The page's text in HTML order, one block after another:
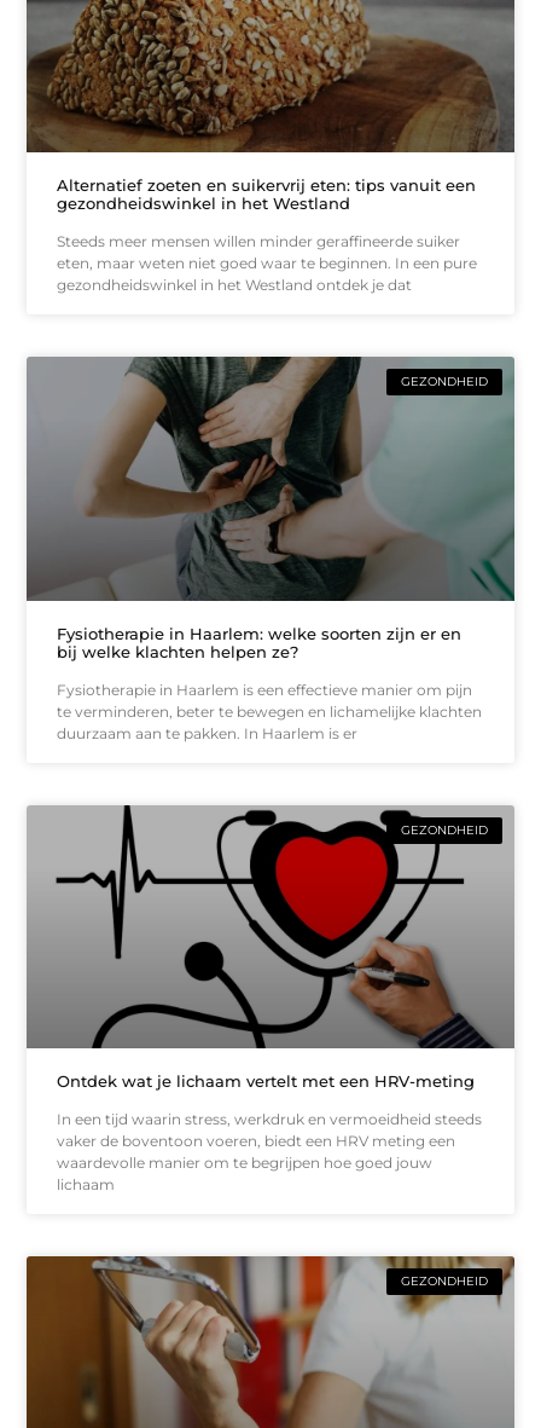
Alternatief zoeten en suikervrij eten: tips vanuit een
gezondheidswinkel in het Westland
Steeds meer mensen willen minder geraffineerde suiker
eten, maar weten niet goed waar te beginnen. In een pure
gezondheidswinkel in het Westland ontdek je dat
GEZONDHEID
Fysiotherapie in Haarlem: welke soorten zijn er en
bij welke klachten helpen ze?
Fysiotherapie in Haarlem is een effectieve manier om pijn
te verminderen, beter te bewegen en lichamelijke klachten
duurzaam aan te pakken. In Haarlem is er
GEZONDHEID
Ontdek wat je lichaam vertelt met een HRV-meting
In een tijd waarin stress, werkdruk en vermoeidheid steeds
vaker de boventoon voeren, biedt een HRV meting een
waardevolle manier om te begrijpen hoe goed jouw
lichaam
GEZONDHEID